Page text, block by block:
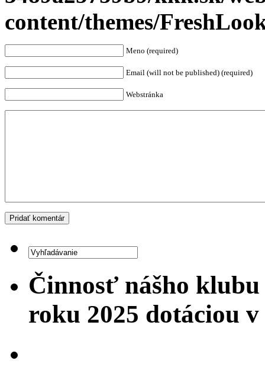
content/themes/
Meno (required)
Email (will not be published) (required)
Webstránka
Činnosť nášho
roku 2025 dotáciou v